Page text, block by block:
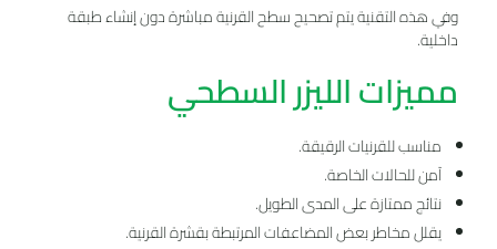
وفي هذه التقنية يتم تصحيح سطح القرنية مباشرة دون إنشاء طبقة
داخلية.
مميزات الليزر السطحي
مناسب للقرنيات الرقيقة.
آمن للحالات الخاصة.
نتائج ممتازة على المدى الطويل.
يقلل مخاطر بعض المضاعفات المرتبطة بقشرة القرنية.